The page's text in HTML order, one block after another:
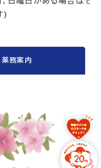
)
業務案内